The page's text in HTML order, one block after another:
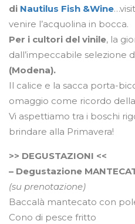
di Nautilus Fish &Wine
venire l’acquolina in bocca.
Per i cultori del vinile, la
dall’impeccabile selezione
(Modena).
Il calice e la sacca porta-
omaggio come ricordo
Vi aspettiamo tra i boschi
brindare alla Primavera!
>> DEGUSTAZIONI <<
– Degustazione
(su prenotazione)
Baccalà mantecato con
Cono di pesce fritto